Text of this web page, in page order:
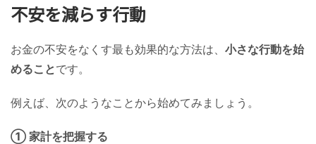
不安を減らす行動
お金の不安をなくす最も効果的な方法は、 小さな行動を始
めることです。
例えば、次のようなことから始めてみましょう。
① 家計を把握する